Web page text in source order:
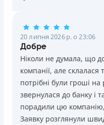
20 липня 2026 р. о 23:06
Добре
Ніколи не думала, що
компанії, але
потрібні були гроші
звернулася до банку і
порадили цю
Заявку розглянули